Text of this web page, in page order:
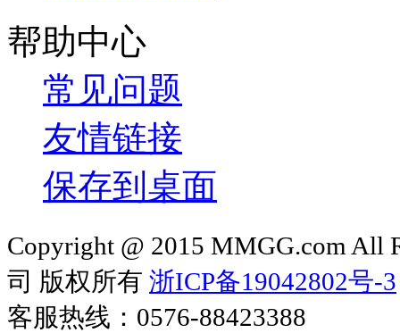
帮助中心
常见问题
友情链接
保存到桌面
Copyright @ 2015 MMGG.com All
司 版权所有 浙ICP备19042802号-3
客服热线：0576-88423388